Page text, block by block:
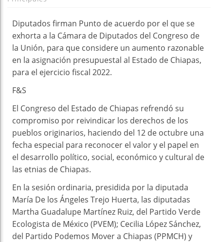
Diputados firman Punto de acuerdo por el que se
exhorta a la Cámara de Diputados del Congreso de
la Unión, para que considere un aumento razonable
en la asignación presupuestal al Estado de Chiapas,
para el ejercicio fiscal 2022.
F&S
El Congreso del Estado de Chiapas refrendó su
compromiso por reivindicar los derechos de los
pueblos originarios, haciendo del 12 de octubre una
fecha especial para reconocer el valor y el papel en
el desarrollo político, social, económico y cultural de
las etnias de Chiapas.
En la sesión ordinaria, presidida por la diputada
María De los Ángeles Trejo Huerta, las diputadas
Martha Guadalupe Martínez Ruiz, del Partido Verde
Ecologista de México (PVEM); Cecilia López Sánchez,
del Partido Podemos Mover a Chiapas (PPMCH) y